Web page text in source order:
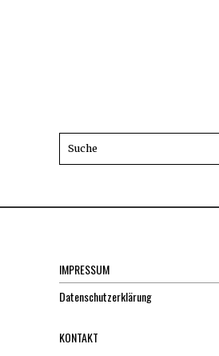
IMPRESSUM
Datenschutzerklärung
KONTAKT